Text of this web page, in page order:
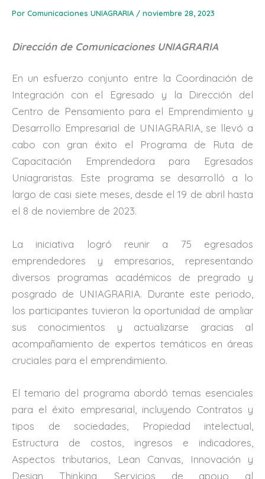
Por Comunicaciones UNIAGRARIA / noviembre 28, 2023
Dirección de Comunicaciones UNIAGRARIA
En un esfuerzo conjunto entre la Coordinación de
Integración con el Egresado y la Dirección del
Centro de Pensamiento para el Emprendimiento y
Desarrollo Empresarial de UNIAGRARIA, se llevó a
cabo con gran éxito el Programa de Ruta de
Capacitación Emprendedora para Egresados
Uniagraristas. Este programa se desarrolló a lo
largo de casi siete meses, desde el 19 de abril hasta
el 8 de noviembre de 2023.
La iniciativa logró reunir a 75 egresados
emprendedores y empresarios, representando
diversos programas académicos de pregrado y
posgrado de UNIAGRARIA. Durante este periodo,
los participantes tuvieron la oportunidad de ampliar
sus conocimientos y actualizarse gracias al
acompañamiento de expertos temáticos en áreas
cruciales para el emprendimiento.
El temario del programa abordó temas esenciales
para el éxito empresarial, incluyendo Contratos y
tipos de sociedades, Propiedad intelectual,
Estructura de costos, ingresos e indicadores,
Aspectos tributarios, Lean Canvas, Innovación y
Design Thinking, Servicios de apoyo al